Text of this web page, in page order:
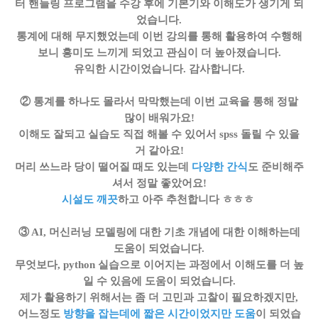
터 핸들링 프로그램을 수강 후에 기본기와 이해도가 생기게 되
었습니다.
통계에 대해 무지했었는데 이번 강의를 통해 활용하여 수행해
보니 흥미도 느끼게 되었고 관심이 더 높아졌습니다.
유익한 시간이었습니다. 감사합니다.
② 통계를 하나도 몰라서 막막했는데 이번 교육을 통해 정말
많이 배워가요!
이해도 잘되고 실습도 직접 해볼 수 있어서 spss 돌릴 수 있을
거 같아요!
머리 쓰느라 당이 떨어질 때도 있는데 다양한 간식 도 준비해주
셔서 정말 좋았어요!
시설도 깨끗하고 아주 추천합니다 ㅎㅎㅎ
③ AI, 머신러닝 모델링에 대한 기초 개념에 대한 이해하는데
도움이 되었습니다.
무엇보다, python 실습으로 이어지는 과정에서 이해도를 더 높
일 수 있음에 도움이 되었습니다.
제가 활용하기 위해서는 좀 더 고민과 고찰이 필요하겠지만,
어느정도 방향을 잡는데에 짧은 시간이었지만 도움이 되었습